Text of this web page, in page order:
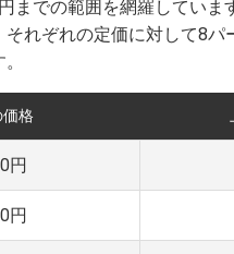
までの範囲を網羅していま
それぞれの定価に対して8パ
価格
円
円